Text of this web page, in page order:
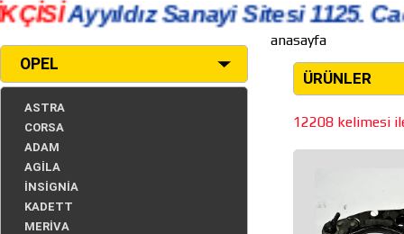
Ayyıldız Sanayi Sitesi 1125.
OPEL
ASTRA
CORSA
ADAM
AGİLA
İNSİGNİA
KADETT
MERİVA
anasayfa
ÜRÜNLER
12208 kelimesi